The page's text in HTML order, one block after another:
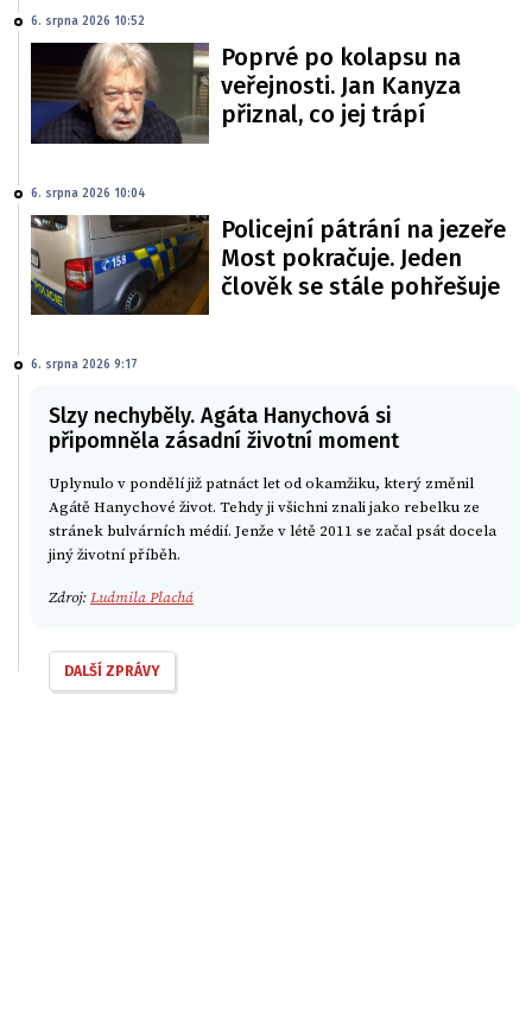
6. srpna 2026 10:52
Poprvé po kolapsu na
veřejnosti. Jan Kanyza
přiznal, co jej trápí
6. srpna 2026 10:04
Policejní pátrání na jezeře
Most pokračuje. Jeden
člověk se stále pohřešuje
6. srpna 2026 9:17
Slzy nechyběly. Agáta Hanychová si
připomněla zásadní životní moment
Uplynulo v pondělí již patnáct let od okamžiku, který změnil
Agátě Hanychové život. Tehdy ji všichni znali jako rebelku ze
stránek bulvárních médií. Jenže v létě 2011 se začal psát docela
jiný životní příběh.
Zdroj:Ludmila Plachá
DALŠÍ ZPRÁVY